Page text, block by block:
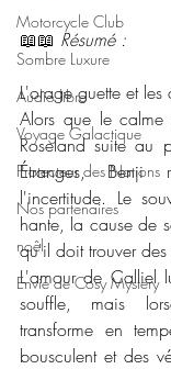
Motorcycle Club
Sombre Luxure
Audio libre
Voyage Galactique
Protecteur des Nations
Nos partenaires
noêl
Envie de Cosy Mystery
📖📖 Résumé :
L'orage guette et les
Alors que le
Roseland suite au
Étranges, Benji
l'incertitude. Le
hante, la cause de
qu'il doit trouver des
L'amour de Calliel
souffle, mais
transforme en
bousculent et des